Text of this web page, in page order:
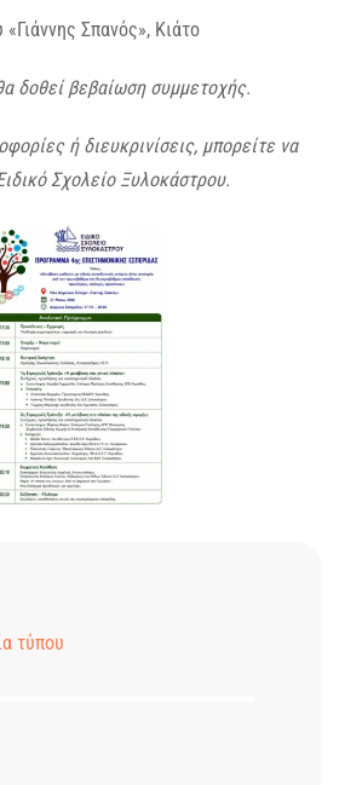
Σπανός», Κιάτο
δοθεί βεβαίωση συμμετοχής.
ή διευκρινίσεις, μπορείτε να
Σχολείο Ξυλοκάστρου.
τύπου